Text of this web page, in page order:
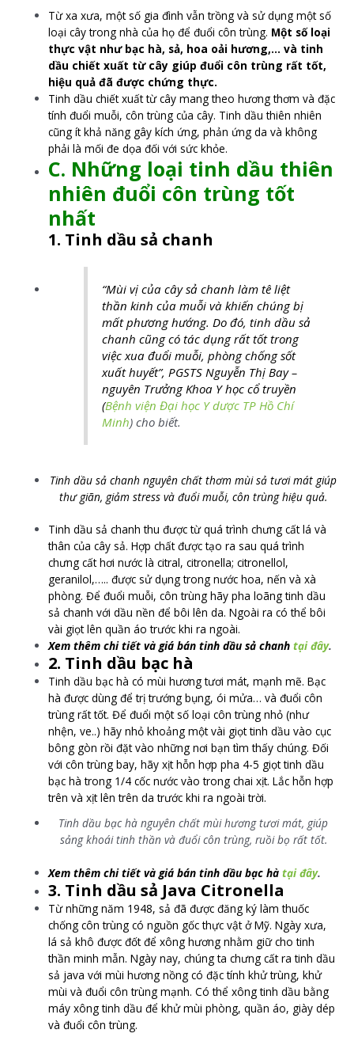
Từ xa xưa, một số gia đình vẫn trồng và sử dụng một số
loại cây trong nhà của họ để đuổi côn trùng. Một số loại
thực vật như bạc hà, sả, hoa oải hương,… và tinh
dầu chiết xuất từ cây giúp đuổi côn trùng rất tốt,
hiệu quả đã được chứng thực.
Tinh dầu chiết xuất từ cây mang theo hương thơm và đặc
tính đuổi muỗi, côn trùng của cây. Tinh dầu thiên nhiên
cũng ít khả năng gây kích ứng, phản ứng da và không
phải là mối đe dọa đối với sức khỏe.
C. Những loại tinh dầu thiên
nhiên đuổi côn trùng tốt
nhất
1. Tinh dầu sả chanh
“Mùi vị của cây sả chanh làm tê liệt
thần kinh của muỗi và khiến chúng bị
mất phương hướng. Do đó, tinh dầu sả
chanh cũng có tác dụng rất tốt trong
việc xua đuổi muỗi, phòng chống sốt
xuất huyết”, PGSTS Nguyễn Thị Bay –
nguyên Trưởng Khoa Y học cổ truyền
(Bệnh viện Đại học Y dược TP Hồ Chí
Minh) cho biết.
Tinh dầu sả chanh nguyên chất thơm mùi sả tươi mát giúp
thư giãn, giảm stress và đuổi muỗi, côn trùng hiệu quả.
Tinh dầu sả chanh thu được từ quá trình chưng cất lá và
thân của cây sả. Hợp chất được tạo ra sau quá trình
chưng cất hơi nước là citral, citronella; citronellol,
geranilol,….. được sử dụng trong nước hoa, nến và xà
phòng. Để đuổi muỗi, côn trùng hãy pha loãng tinh dầu
sả chanh với dầu nền để bôi lên da. Ngoài ra có thể bôi
vài giọt lên quần áo trước khi ra ngoài.
Xem thêm chi tiết và giá bán tinh dầu sả chanh tại đây.
2. Tinh dầu bạc hà
Tinh dầu bạc hà có mùi hương tươi mát, mạnh mẽ. Bạc
hà được dùng để trị trướng bụng, ói mửa… và đuổi côn
trùng rất tốt. Để đuổi một số loại côn trùng nhỏ (như
nhện, ve..) hãy nhỏ khoảng một vài giọt tinh dầu vào cục
bông gòn rồi đặt vào những nơi bạn tìm thấy chúng. Đối
với côn trùng bay, hãy xịt hỗn hợp pha 4-5 giọt tinh dầu
bạc hà trong 1/4 cốc nước vào trong chai xịt. Lắc hỗn hợp
trên và xịt lên trên da trước khi ra ngoài trời.
Tinh dầu bạc hà nguyên chất mùi hương tươi mát, giúp
sảng khoái tinh thần và đuổi côn trùng, ruồi bọ rất tốt.
Xem thêm chi tiết và giá bán tinh dầu bạc hà tại đây.
3. Tinh dầu sả Java Citronella
Từ những năm 1948, sả đã được đăng ký làm thuốc
chống côn trùng có nguồn gốc thực vật ở Mỹ. Ngày xưa,
lá sả khô được đốt để xông hương nhằm giữ cho tinh
thần minh mẫn. Ngày nay, chúng ta chưng cất ra tinh dầu
sả java với mùi hương nồng có đặc tính khử trùng, khử
mùi và đuổi côn trùng mạnh. Có thể xông tinh dầu bằng
máy xông tinh dầu để khử mùi phòng, quần áo, giày dép
và đuổi côn trùng.